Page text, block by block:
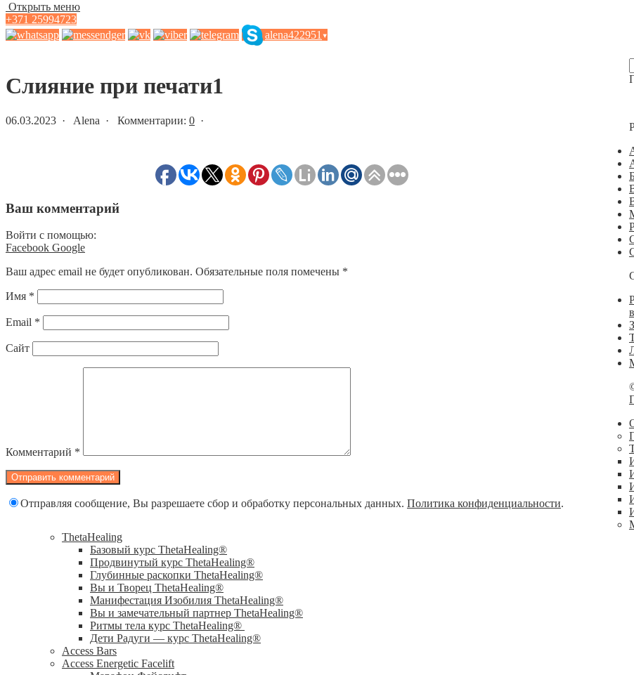
Открыть меню
+371 25994723
alena422951 ▾
Слияние при печати1
06.03.2023 · Alena · Комментарии: 0 ·
Ваш комментарий
Войти с помощью:
Facebook Google
Ваш адрес email не будет опубликован. Обязательные поля помечены *
Имя *
Email *
Сайт
Комментарий *
Отправляя сообщение, Вы разрешаете сбор и обработку персональных данных. Политика конфиденциальности.
ThetaHealing
Базовый курс ThetaHealing®
Продвинутый курс ThetaHealing®
Глубинные раскопки ThetaHealing®
Вы и Творец ThetaHealing®
Манифестация Изобилия ThetaHealing®
Вы и замечательный партнер ThetaHealing®
Ритмы тела курс ThetaHealing®
Дети Радуги — курс ThetaHealing®
Access Bars
Access Energetic Facelift